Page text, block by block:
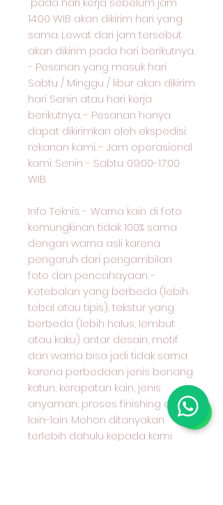
14:00 WIB akan dikirim hari yang
sama. Lewat dari jam tersebut
akan dikirim pada hari berikutnya.
- Pesanan yang masuk hari
Sabtu / Minggu / libur akan dikirim
hari Senin atau hari kerja
berikutnya. - Pesanan hanya
dapat dikirimkan oleh ekspedisi
rekanan kami. - Jam operasional
kami: Senin - Sabtu: 09:00-17:00
WIB.
Info Teknis: - Warna kain di foto
kemungkinan tidak 100% sama
dengan warna asli karena
pengaruh dari pengambilan
foto dan pencahayaan. -
Ketebalan yang berbeda (lebih
tebal atau tipis), tekstur yang
berbeda (lebih halus, lembut
atau kaku) antar desain, motif
dan warna bisa jadi tidak sama
karena perbedaan jenis benang
katun, kerapatan kain, jenis
anyaman, proses finishing dan
lain-lain. Mohon ditanyakan
terlebih dahulu kepada kami